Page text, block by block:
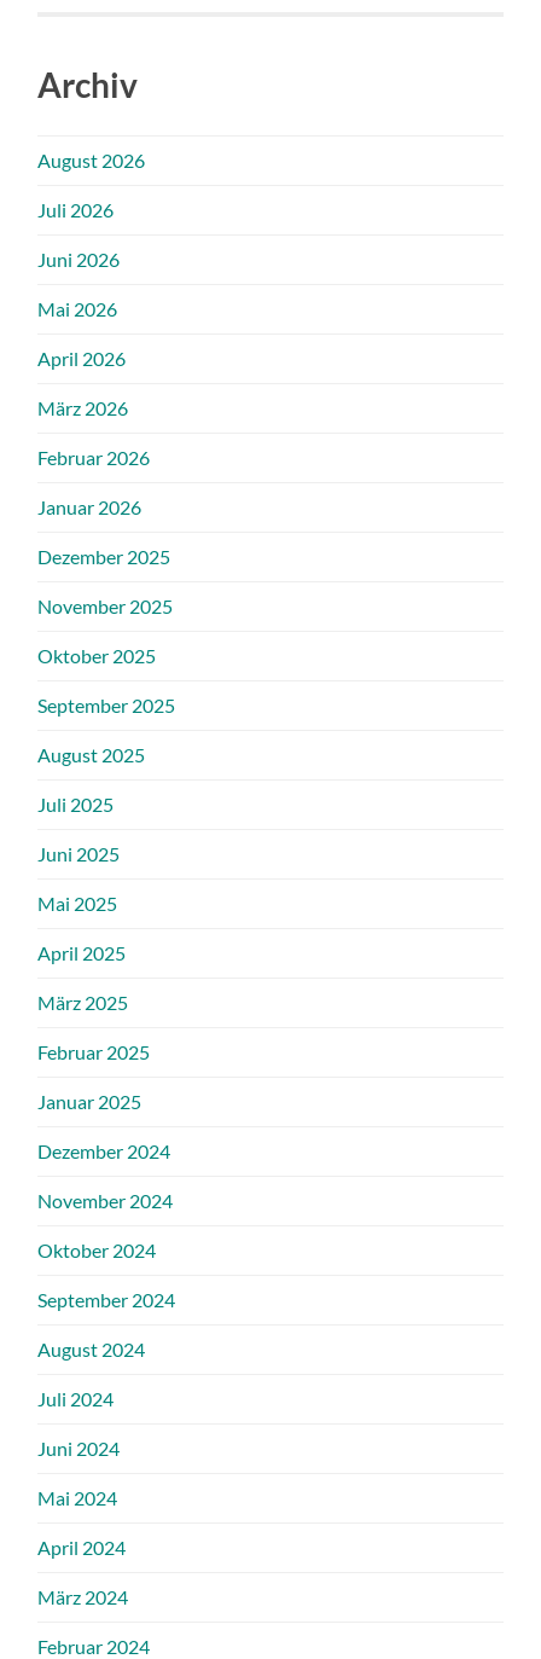
Archiv
August 2026
Juli 2026
Juni 2026
Mai 2026
April 2026
März 2026
Februar 2026
Januar 2026
Dezember 2025
November 2025
Oktober 2025
September 2025
August 2025
Juli 2025
Juni 2025
Mai 2025
April 2025
März 2025
Februar 2025
Januar 2025
Dezember 2024
November 2024
Oktober 2024
September 2024
August 2024
Juli 2024
Juni 2024
Mai 2024
April 2024
März 2024
Februar 2024